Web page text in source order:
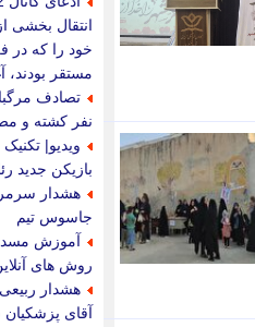
انتقال
خود را که در
مستقر بودند،
نفر کشته و
ویدیو| تکنیک
بازیکن جدید
هشدار
جاسوس تیم
آموزش
روش های
هشدار
آقای